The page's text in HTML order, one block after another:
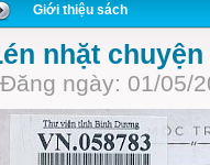
Giới thiệu sách
nhặt
ngày: 01/05/